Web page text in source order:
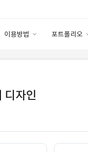
이용방법 포트폴리오
이용요금
고객센터
디자인